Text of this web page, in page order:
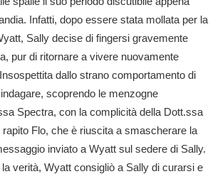
Infatti, dopo essere stata mollata per la
Sally decise di fingersi gravemente
pur di ritornare a vivere nuovamente
dallo strano comportamento di
scoprendo le menzogne
Spectra, con la complicità della Dott.ssa
rapito Flo, che è riuscita a smascherare la
inviato a Wyatt sul sedere di Sally.
verità, Wyatt consigliò a Sally di curarsi e